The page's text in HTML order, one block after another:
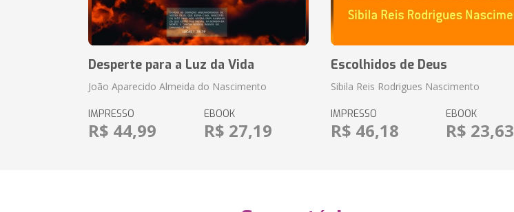
Desperte para a Luz da Vida
João Aparecido Almeida do Nascimento
IMPRESSO
R$ 44,99
EBOOK
R$ 27,19
Escolhidos de Deus
Sibila Reis Rodrigues Nascimento
IMPRESSO
R$ 46,18
EBOOK
R$ 23,63